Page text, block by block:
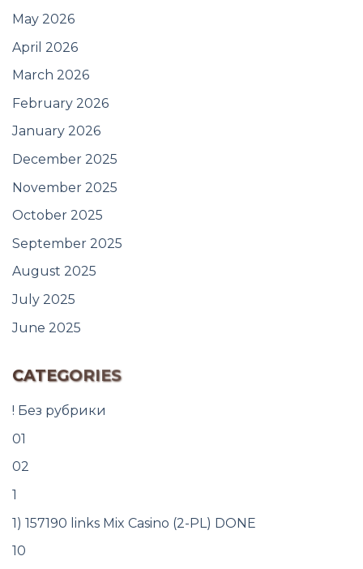
May 2026
April 2026
March 2026
February 2026
January 2026
December 2025
November 2025
October 2025
September 2025
August 2025
July 2025
June 2025
CATEGORIES
! Без рубрики
01
02
1
1) 157190 links Mix Casino (2-PL) DONE
10